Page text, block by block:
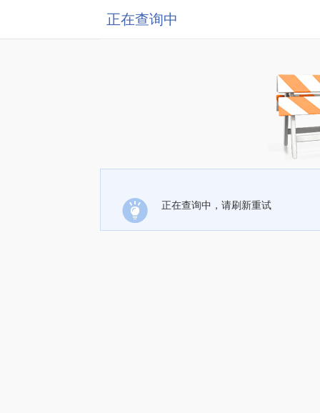
正在查询中
正在查询中，请刷新重试